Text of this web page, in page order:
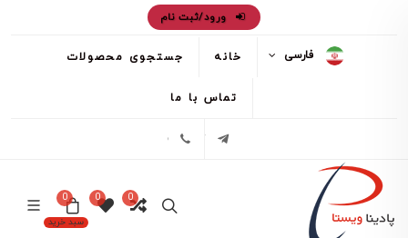
ورود/ثبت نام
فارسی خانه جستجوی محصولات
تماس با ما
تلگرام
0
0
سبد خرید
0